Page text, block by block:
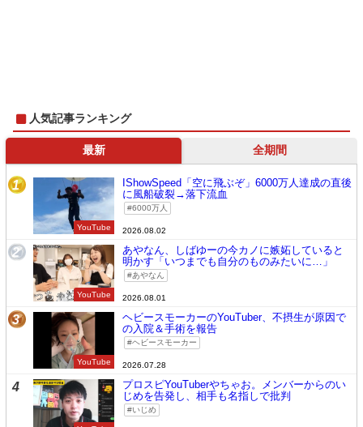
人気記事ランキング
最新 全期間
1
YouTube
IShowSpeed「空に飛ぶぞ」6000万人達成の直後
に風船破裂→落下流血
6000万人
2026.08.02
2
YouTube
あやなん、しばゆーの今カノに嫉妬していると
明かす「いつまでも自分のものみたいに…」
あやなん
2026.08.01
3
YouTube
ヘビースモーカーのYouTuber、不摂生が原因で
の入院＆手術を報告
ヘビースモーカー
2026.07.28
4
プロスピYouTuberやちゃお。メンバーからのい
じめを告発し、相手も名指しで批判
いじめ